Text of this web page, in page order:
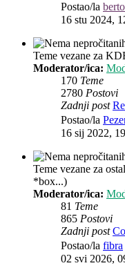
Postao/la
16 stu 2024,
Teme vezane za
Moderator/ica:
170 Teme
2780 Postovi
Zadnji post
Postao/la
16 sij 2022,
Teme vezane za
*box...)
Moderator/ica:
81 Teme
865 Postovi
Zadnji post
Postao/la fibra
02 svi 2026,